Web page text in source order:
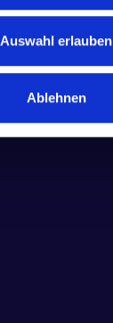
Auswahl erlauben
Ablehnen